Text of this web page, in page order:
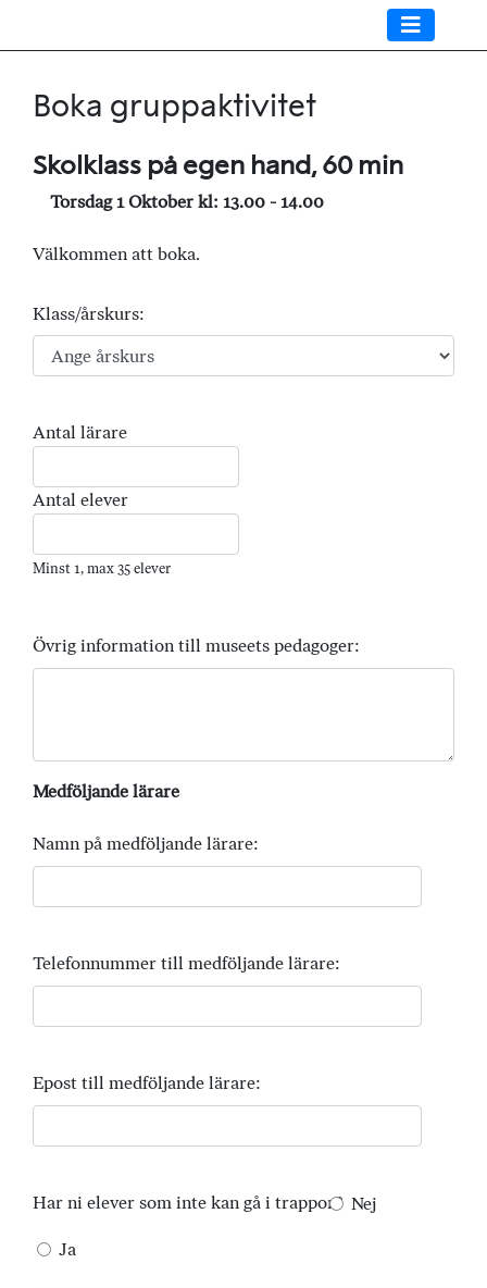
Boka gruppaktivitet
Skolklass på egen hand, 60 min
Torsdag 1 Oktober kl: 13.00 - 14.00
Välkommen att boka.
Klass/årskurs:
Antal lärare
Antal elever
Minst 1, max 35 elever
Övrig information till museets pedagoger:
Medföljande lärare
Namn på medföljande lärare:
Telefonnummer till medföljande lärare:
Epost till medföljande lärare:
Har ni elever som inte kan gå i trappor? Nej
Ja